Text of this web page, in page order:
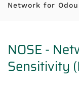
Network for
NOSE -
Sensitivity